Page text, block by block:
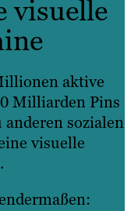
visuelle
aktive
Milliarden Pins
sozialen
visuelle